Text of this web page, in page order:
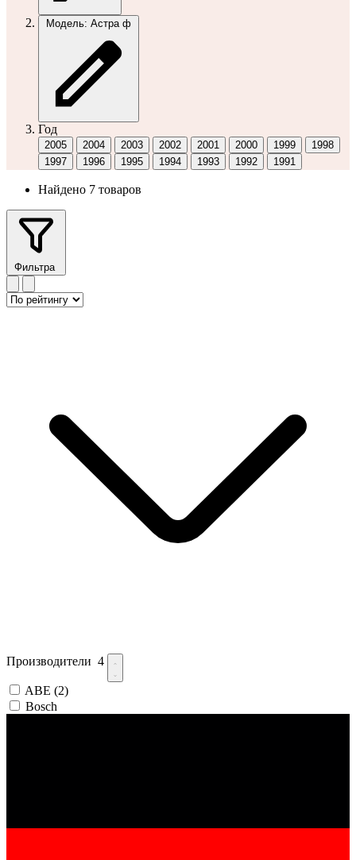
Модель: Астра ф
Год
2005 2004 2003 2002 2001 2000 1999
1998
1997
1996 1995 1994 1993 1992 1991
Найдено 7 товаров
Фильтра
Производители 4
ABE (2)
Bosch